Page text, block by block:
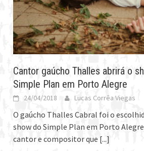
Cantor gaúcho Thalles abrirá o
Simple Plan em Porto Alegre
24/04/2018 Lucas Corrêa Viegas
O gaúcho Thalles Cabral foi o
show do Simple Plan em Porto
cantor e compositor que [...]